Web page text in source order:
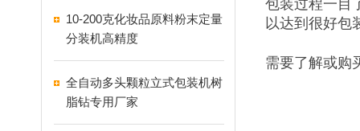
10-200克化妆品原料粉末定量
分装机高精度
全自动多头颗粒立式包装机树
脂钻专用厂家
包装过程一目
以达到很好包
需要了解或购